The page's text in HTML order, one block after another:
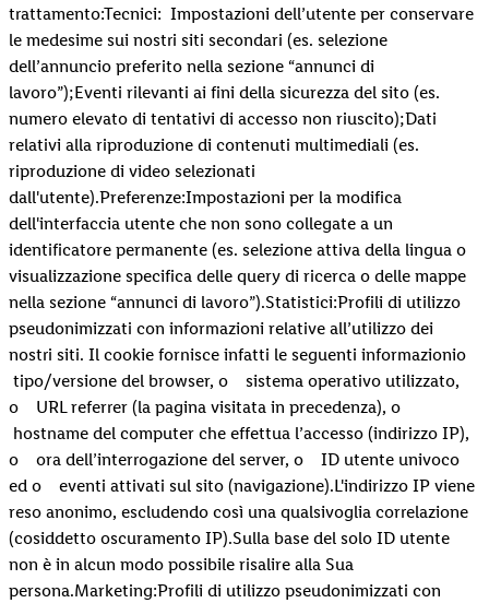
trattamento:Tecnici: Impostazioni dell’utente per conservare
le medesime sui nostri siti secondari (es. selezione
dell’annuncio preferito nella sezione “annunci di
lavoro”);Eventi rilevanti ai fini della sicurezza del sito (es.
numero elevato di tentativi di accesso non riuscito);Dati
relativi alla riproduzione di contenuti multimediali (es.
riproduzione di video selezionati
dall'utente).Preferenze:Impostazioni per la modifica
dell'interfaccia utente che non sono collegate a un
identificatore permanente (es. selezione attiva della lingua o
visualizzazione specifica delle query di ricerca o delle mappe
nella sezione “annunci di lavoro”).Statistici:Profili di utilizzo
pseudonimizzati con informazioni relative all’utilizzo dei
nostri siti. Il cookie fornisce infatti le seguenti informazionio
tipo/versione del browser, o sistema operativo utilizzato,
o URL referrer (la pagina visitata in precedenza), o
hostname del computer che effettua l’accesso (indirizzo IP),
o ora dell’interrogazione del server, o ID utente univoco
ed o eventi attivati sul sito (navigazione).L'indirizzo IP viene
reso anonimo, escludendo così una qualsivoglia correlazione
(cosiddetto oscuramento IP).Sulla base del solo ID utente
non è in alcun modo possibile risalire alla Sua
persona.Marketing:Profili di utilizzo pseudonimizzati con